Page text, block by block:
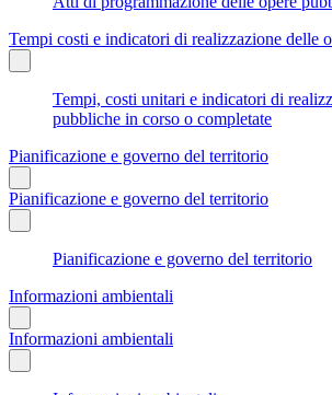
Tempi costi e indicatori di realizzazione delle
Tempi, costi unitari e indicatori di
pubbliche in corso o completate
Pianificazione e governo del territorio
Pianificazione e governo del territorio
Pianificazione e governo del territorio
Informazioni ambientali
Informazioni ambientali